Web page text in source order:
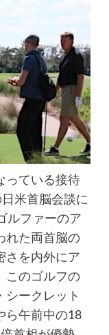
っている接待
米首脳会談に
ルファーのア
れた両首脳の
さを内外にア
このゴルフの
シークレット
ら午前中の18